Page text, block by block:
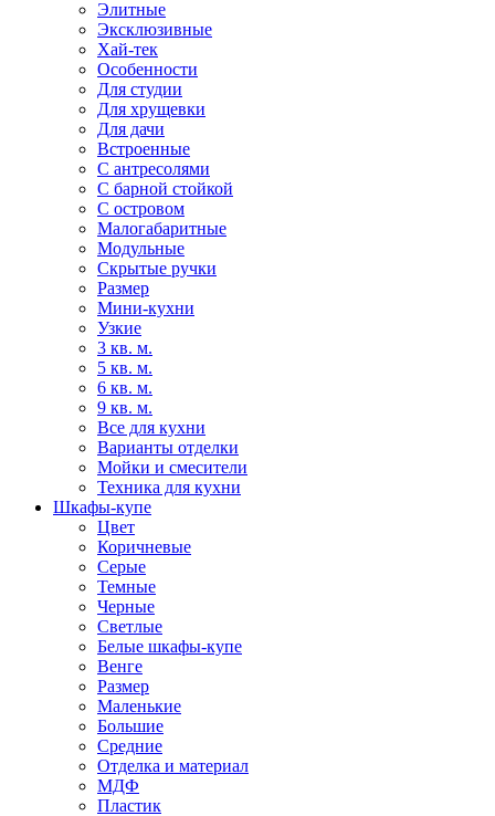
Элитные
Эксклюзивные
Хай-тек
Особенности
Для студии
Для хрущевки
Для дачи
Встроенные
С антресолями
С барной стойкой
С островом
Малогабаритные
Модульные
Скрытые ручки
Размер
Мини-кухни
Узкие
3 кв. м.
5 кв. м.
6 кв. м.
9 кв. м.
Все для кухни
Варианты отделки
Мойки и смесители
Техника для кухни
Шкафы-купе
Цвет
Коричневые
Серые
Темные
Черные
Светлые
Белые шкафы-купе
Венге
Размер
Маленькие
Большие
Средние
Отделка и материал
МДФ
Пластик